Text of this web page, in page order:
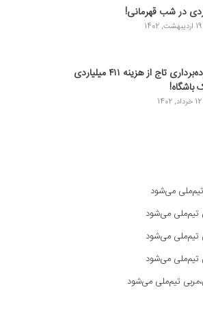
در شب قهرمانی!
19 اردیبهشت, 1402
پرده‌برداری تاج از هزینه ۴۱۱ میلیاردی
باشگاه!
12 خرداد, 1402
می‌شود
تیم‌ملی می‌شود
تیم‌ملی می‌شود
تیم‌ملی می‌شود
تیم‌ملی می‌شود